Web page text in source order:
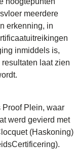
meerdere
erkenning, in
inmiddels is,
laat zien
Proof Plein, waar
werd gevierd met
(Haskoning)